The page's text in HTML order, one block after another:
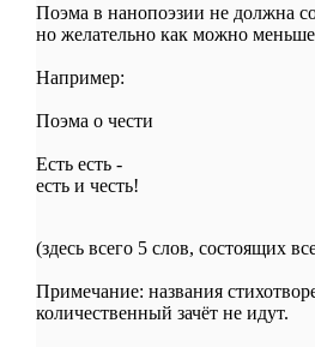
Поэма в нанопоэзии не должна
но желательно как можно
Например:
Поэма о чести
Есть есть -
есть и честь!
(здесь всего 5 слов, состоящих
Примечание: названия
количественный зачёт не идут.